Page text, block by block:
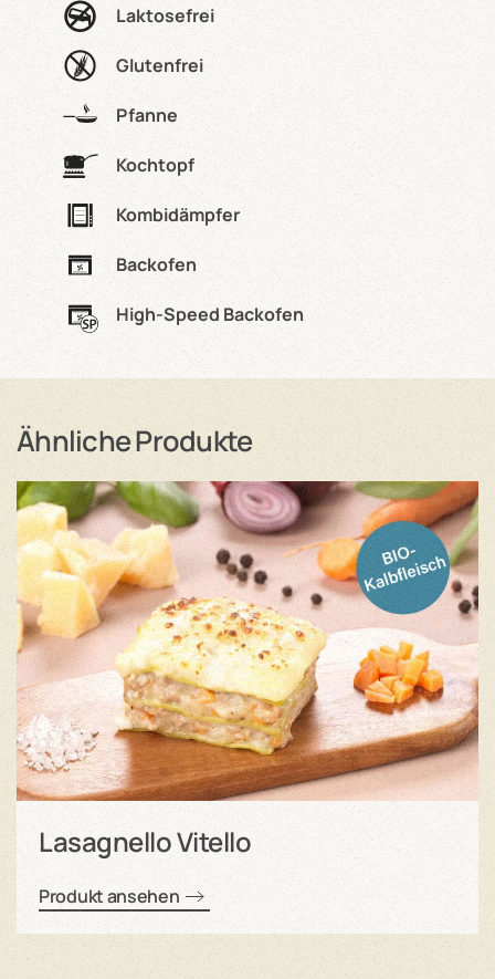
Laktosefrei
Glutenfrei
Pfanne
Kochtopf
Kombidämpfer
Backofen
High-Speed Backofen
Ähnliche Produkte
Lasagnello Vitello
Produkt ansehen